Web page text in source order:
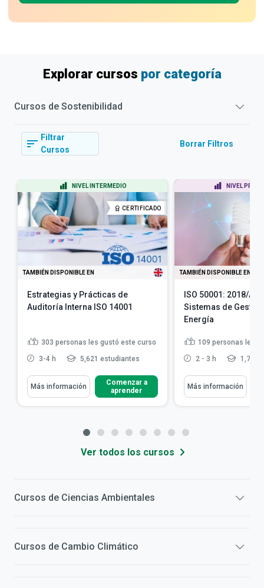
Explorar cursos por categoría
Cursos de Sostenibilidad
Filtrar
Cursos
Borrar Filtros
NIVEL INTERMEDIO
CERTIFICADO
TAMBIÉN DISPONIBLE EN
Estrategias y Prácticas de
Auditoría Interna ISO 14001
303 personas les gustó este curso
3-4 h 5,621 estudiantes
Más información
Comenzar a
aprender
NIVEL
TAMBIÉN DISPONIBLE EN
ISO 50001: 2018/
Sistemas de
Energía
109 personas les
2 - 3 h 1,706
Más información
Ver todos los cursos
Cursos de Ciencias Ambientales
Cursos de Cambio Climático